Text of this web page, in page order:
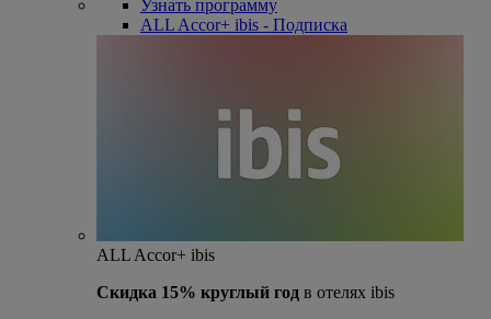
Узнать программу
ALL Accor+ ibis - Подписка
ALL Accor+ ibis
Скидка 15% круглый год в отелях ibis